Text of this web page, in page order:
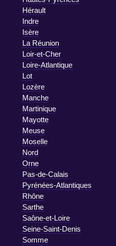
Hérault
Indre
Isère
La Réunion
Loir-et-Cher
Loire-Atlantique
Lot
Lozère
Manche
Martinique
Mayotte
Meuse
Moselle
Nord
Orne
Pas-de-Calais
Pyrénées-Atlantiques
Rhône
Sarthe
Saône-et-Loire
Seine-Saint-Denis
Somme